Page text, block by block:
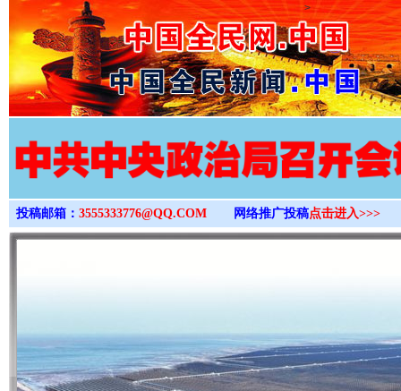
>
投稿邮箱： 3555333776@QQ.COM 网络推广投稿点击进入>>>